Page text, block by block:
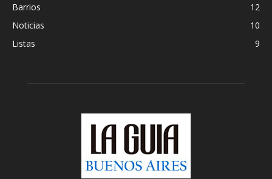
Barrios
12
Noticias
10
Listas
9